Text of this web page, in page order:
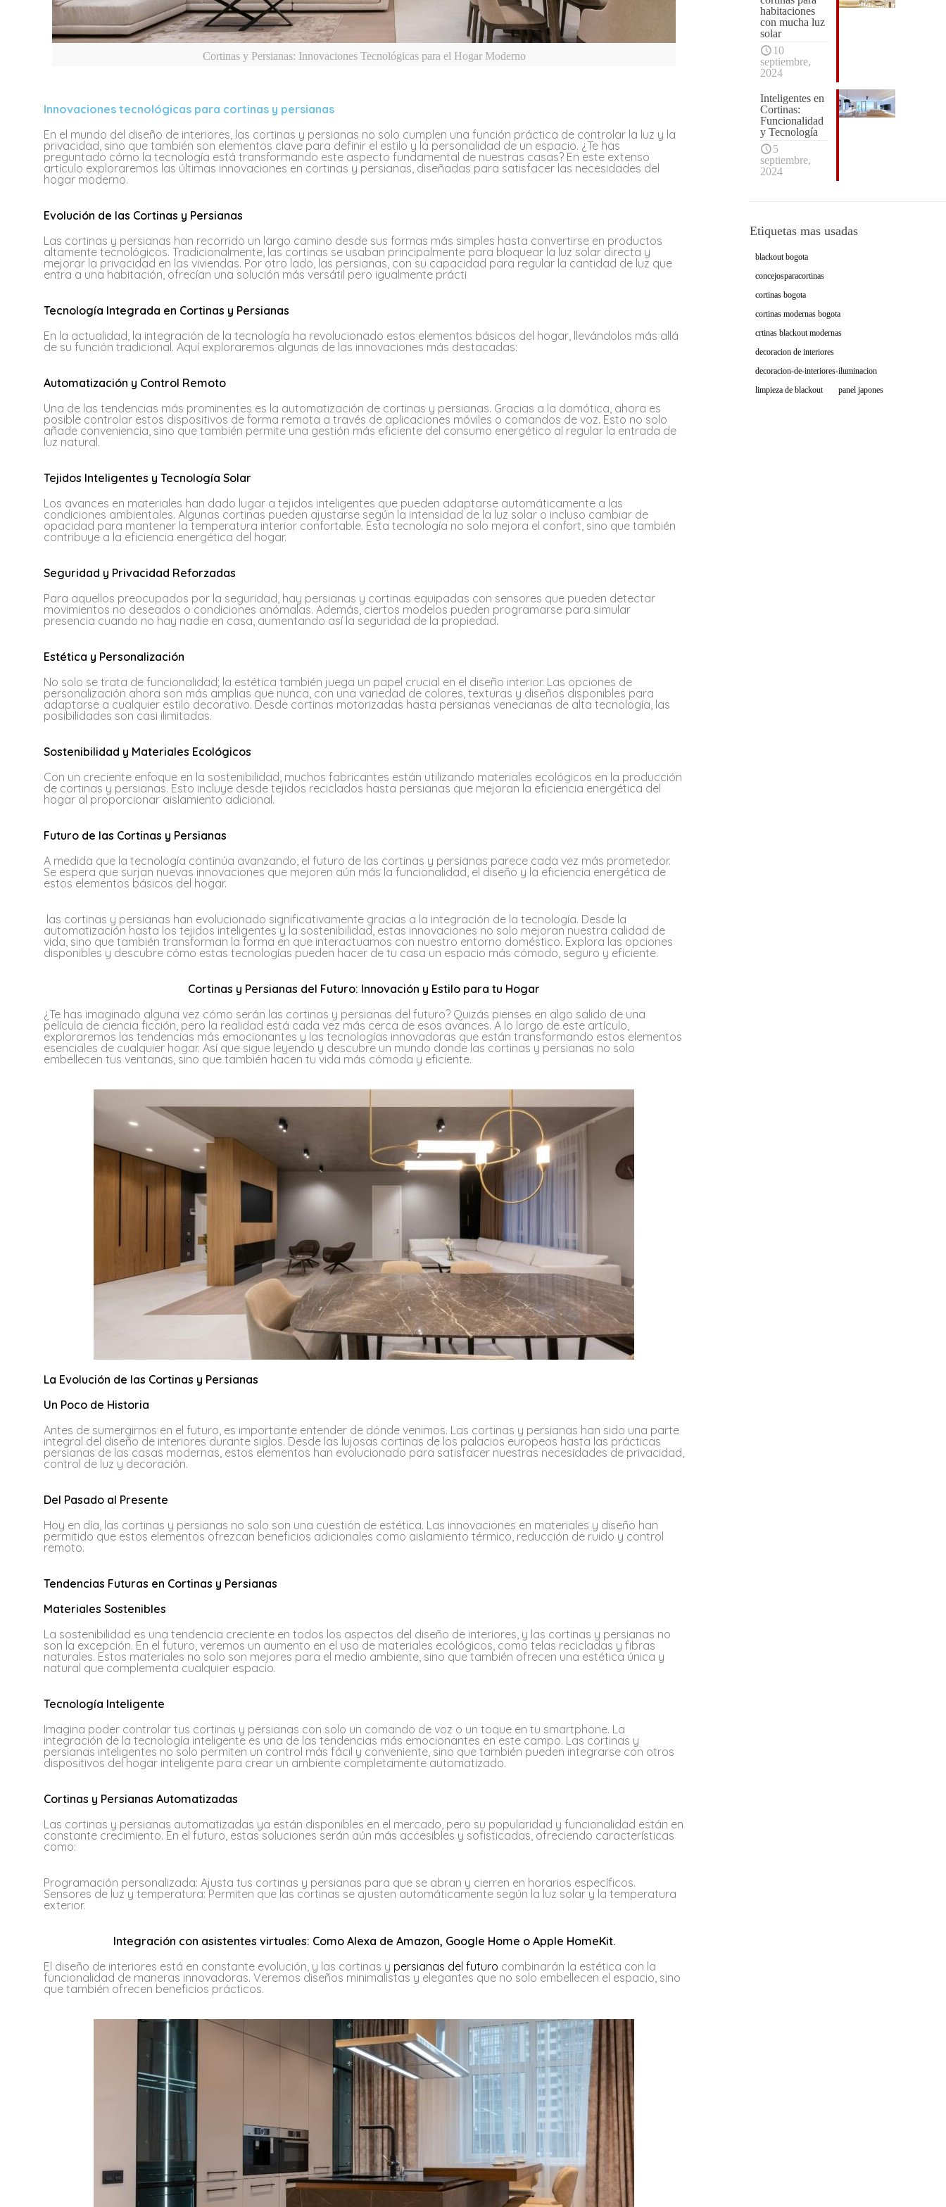
Cortinas y Persianas: Innovaciones Tecnológicas para el Hogar Moderno
Innovaciones tecnológicas para cortinas y persianas
En el mundo del diseño de interiores, las cortinas y persianas no solo cumplen una función práctica de controlar la luz y la
privacidad, sino que también son elementos clave para definir el estilo y la personalidad de un espacio. ¿Te has
preguntado cómo la tecnología está transformando este aspecto fundamental de nuestras casas? En este extenso
artículo exploraremos las últimas innovaciones en cortinas y persianas, diseñadas para satisfacer las necesidades del
hogar moderno.
Evolución de las Cortinas y Persianas
Las cortinas y persianas han recorrido un largo camino desde sus formas más simples hasta convertirse en productos
altamente tecnológicos. Tradicionalmente, las cortinas se usaban principalmente para bloquear la luz solar directa y
mejorar la privacidad en las viviendas. Por otro lado, las persianas, con su capacidad para regular la cantidad de luz que
entra a una habitación, ofrecían una solución más versátil pero igualmente prácti
Tecnología Integrada en Cortinas y Persianas
En la actualidad, la integración de la tecnología ha revolucionado estos elementos básicos del hogar, llevándolos más allá
de su función tradicional. Aquí exploraremos algunas de las innovaciones más destacadas:
Automatización y Control Remoto
Una de las tendencias más prominentes es la automatización de cortinas y persianas. Gracias a la domótica, ahora es
posible controlar estos dispositivos de forma remota a través de aplicaciones móviles o comandos de voz. Esto no solo
añade conveniencia, sino que también permite una gestión más eficiente del consumo energético al regular la entrada de
luz natural.
Tejidos Inteligentes y Tecnología Solar
Los avances en materiales han dado lugar a tejidos inteligentes que pueden adaptarse automáticamente a las
condiciones ambientales. Algunas cortinas pueden ajustarse según la intensidad de la luz solar o incluso cambiar de
opacidad para mantener la temperatura interior confortable. Esta tecnología no solo mejora el confort, sino que también
contribuye a la eficiencia energética del hogar.
Seguridad y Privacidad Reforzadas
Para aquellos preocupados por la seguridad, hay persianas y cortinas equipadas con sensores que pueden detectar
movimientos no deseados o condiciones anómalas. Además, ciertos modelos pueden programarse para simular
presencia cuando no hay nadie en casa, aumentando así la seguridad de la propiedad.
Estética y Personalización
No solo se trata de funcionalidad; la estética también juega un papel crucial en el diseño interior. Las opciones de
personalización ahora son más amplias que nunca, con una variedad de colores, texturas y diseños disponibles para
adaptarse a cualquier estilo decorativo. Desde cortinas motorizadas hasta persianas venecianas de alta tecnología, las
posibilidades son casi ilimitadas.
Sostenibilidad y Materiales Ecológicos
Con un creciente enfoque en la sostenibilidad, muchos fabricantes están utilizando materiales ecológicos en la producción
de cortinas y persianas. Esto incluye desde tejidos reciclados hasta persianas que mejoran la eficiencia energética del
hogar al proporcionar aislamiento adicional.
Futuro de las Cortinas y Persianas
A medida que la tecnología continúa avanzando, el futuro de las cortinas y persianas parece cada vez más prometedor.
Se espera que surjan nuevas innovaciones que mejoren aún más la funcionalidad, el diseño y la eficiencia energética de
estos elementos básicos del hogar.
las cortinas y persianas han evolucionado significativamente gracias a la integración de la tecnología. Desde la
automatización hasta los tejidos inteligentes y la sostenibilidad, estas innovaciones no solo mejoran nuestra calidad de
vida, sino que también transforman la forma en que interactuamos con nuestro entorno doméstico. Explora las opciones
disponibles y descubre cómo estas tecnologías pueden hacer de tu casa un espacio más cómodo, seguro y eficiente.
Cortinas y Persianas del Futuro: Innovación y Estilo para tu Hogar
¿Te has imaginado alguna vez cómo serán las cortinas y persianas del futuro? Quizás pienses en algo salido de una
película de ciencia ficción, pero la realidad está cada vez más cerca de esos avances. A lo largo de este artículo,
exploraremos las tendencias más emocionantes y las tecnologías innovadoras que están transformando estos elementos
esenciales de cualquier hogar. Así que sigue leyendo y descubre un mundo donde las cortinas y persianas no solo
embellecen tus ventanas, sino que también hacen tu vida más cómoda y eficiente.
La Evolución de las Cortinas y Persianas
Un Poco de Historia
Antes de sumergirnos en el futuro, es importante entender de dónde venimos. Las cortinas y persianas han sido una parte
integral del diseño de interiores durante siglos. Desde las lujosas cortinas de los palacios europeos hasta las prácticas
persianas de las casas modernas, estos elementos han evolucionado para satisfacer nuestras necesidades de privacidad,
control de luz y decoración.
Del Pasado al Presente
Hoy en día, las cortinas y persianas no solo son una cuestión de estética. Las innovaciones en materiales y diseño han
permitido que estos elementos ofrezcan beneficios adicionales como aislamiento térmico, reducción de ruido y control
remoto.
Tendencias Futuras en Cortinas y Persianas
Materiales Sostenibles
La sostenibilidad es una tendencia creciente en todos los aspectos del diseño de interiores, y las cortinas y persianas no
son la excepción. En el futuro, veremos un aumento en el uso de materiales ecológicos, como telas recicladas y fibras
naturales. Estos materiales no solo son mejores para el medio ambiente, sino que también ofrecen una estética única y
natural que complementa cualquier espacio.
Tecnología Inteligente
Imagina poder controlar tus cortinas y persianas con solo un comando de voz o un toque en tu smartphone. La
integración de la tecnología inteligente es una de las tendencias más emocionantes en este campo. Las cortinas y
persianas inteligentes no solo permiten un control más fácil y conveniente, sino que también pueden integrarse con otros
dispositivos del hogar inteligente para crear un ambiente completamente automatizado.
Cortinas y Persianas Automatizadas
Las cortinas y persianas automatizadas ya están disponibles en el mercado, pero su popularidad y funcionalidad están en
constante crecimiento. En el futuro, estas soluciones serán aún más accesibles y sofisticadas, ofreciendo características
como:
Programación personalizada: Ajusta tus cortinas y persianas para que se abran y cierren en horarios específicos.
Sensores de luz y temperatura: Permiten que las cortinas se ajusten automáticamente según la luz solar y la temperatura
exterior.
Integración con asistentes virtuales: Como Alexa de Amazon, Google Home o Apple HomeKit.
El diseño de interiores está en constante evolución, y las cortinas y persianas del futuro combinarán la estética con la
funcionalidad de maneras innovadoras. Veremos diseños minimalistas y elegantes que no solo embellecen el espacio, sino
que también ofrecen beneficios prácticos.
habitaciones
con mucha luz
solar
10
septiembre,
2024
Inteligentes en
Cortinas:
Funcionalidad
y Tecnología
5
septiembre,
2024
Etiquetas mas usadas
blackout bogota
concejosparacortinas
cortinas bogota
cortinas modernas bogota
crtinas blackout modernas
decoracion de interiores
decoracion-de-interiores-iluminacion
limpieza de blackout
panel japones